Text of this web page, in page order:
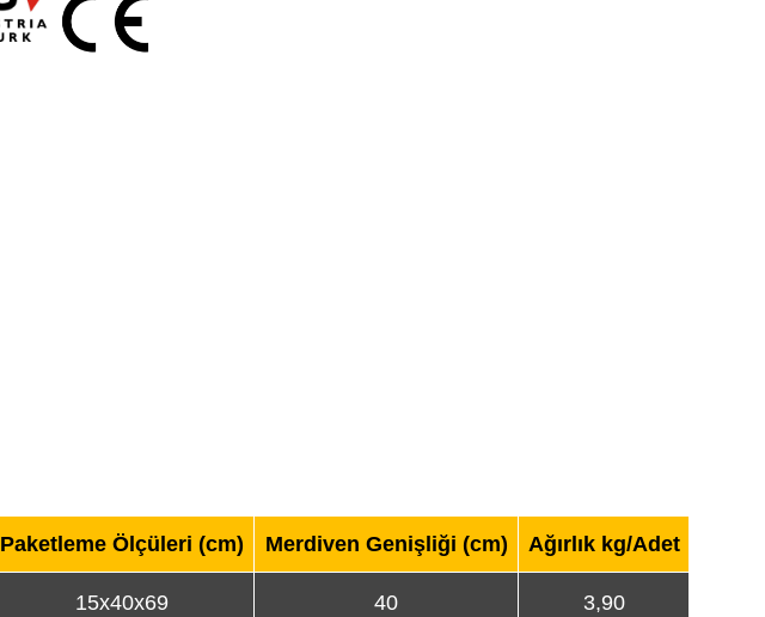
Paketleme Ölçüleri (cm) Merdiven Genişliği (cm) Ağırlık kg/Adet
15x40x69 40 3,90